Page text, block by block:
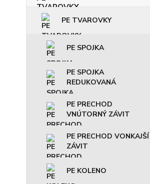
PE TVAROVKY
PE SPOJKA
PE SPOJKA
REDUKOVANÁ
PE PRECHOD
VNÚTORNÝ ZÁVIT
PE PRECHOD VONKAJŠÍ
ZÁVIT
PE KOLENO